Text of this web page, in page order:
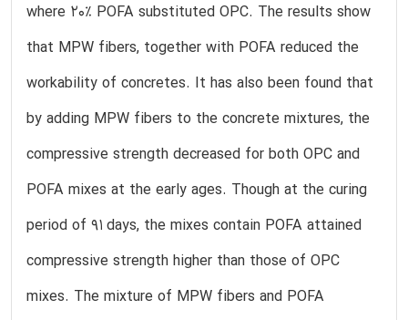
where 20% POFA substituted OPC. The results show
that MPW fibers, together with POFA reduced the
workability of concretes. It has also been found that
by adding MPW fibers to the concrete mixtures, the
compressive strength decreased for both OPC and
POFA mixes at the early ages. Though at the curing
period of 91 days, the mixes contain POFA attained
compressive strength higher than those of OPC
mixes. The mixture of MPW fibers and POFA